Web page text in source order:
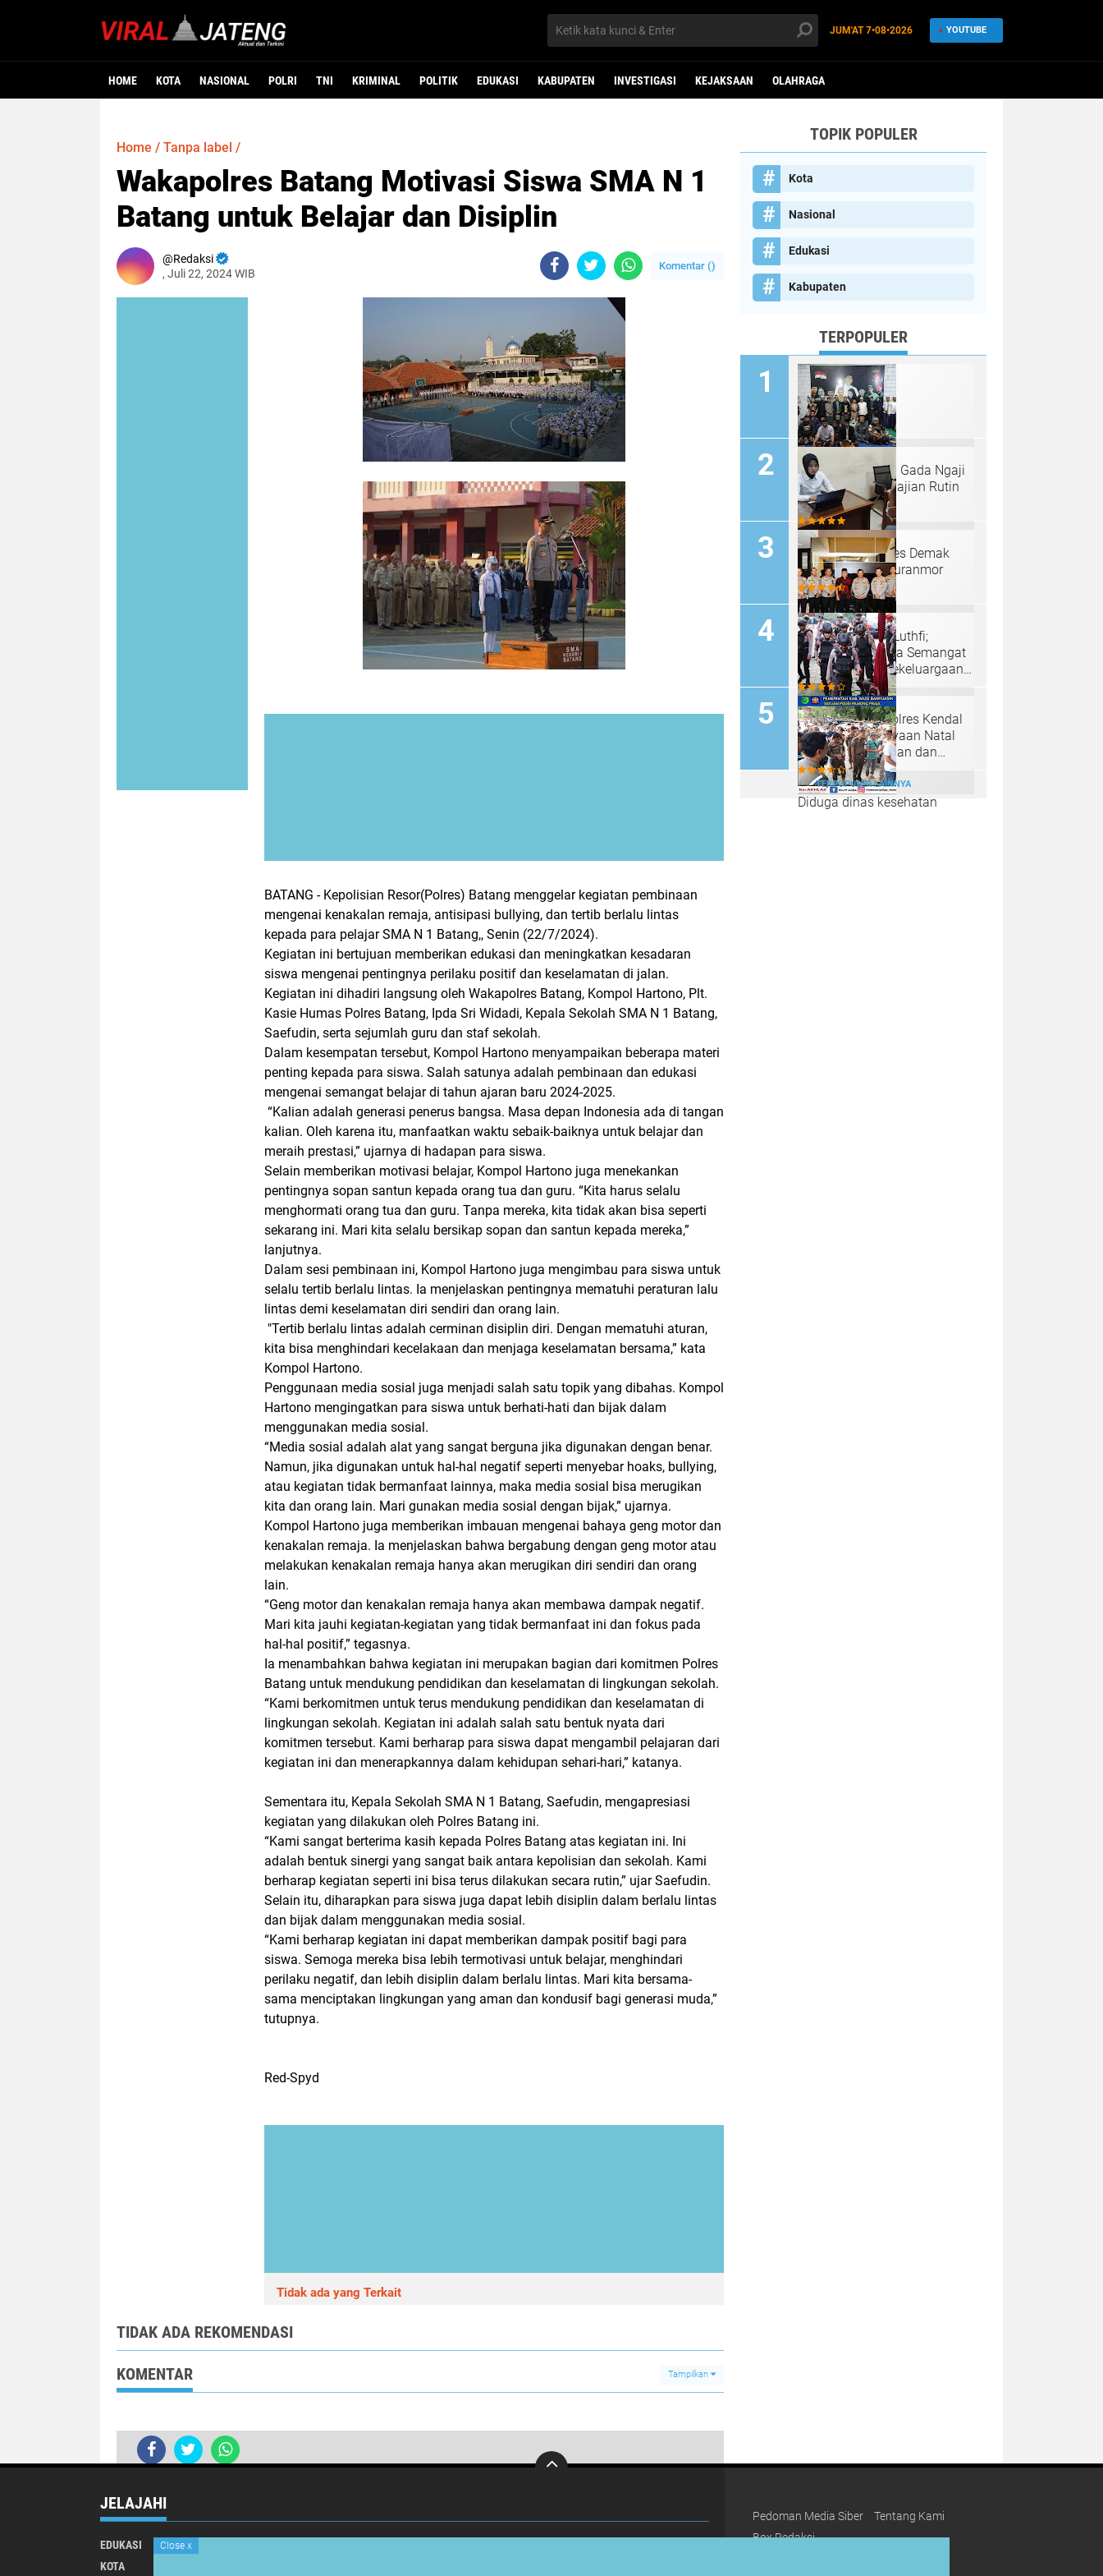
JUM'AT7•08•2026 YOUTUBE
HOME KOTA NASIONAL POLRI TNI KRIMINAL POLITIK EDUKASI KABUPATEN INVESTIGASI KEJAKSAAN OLAHRAGA
Home / Tanpa label /
Wakapolres Batang Motivasi Siswa SMA N 1
Batang untuk Belajar dan Disiplin
Redaksi
, Juli 22, 2024 WIB
Komentar ()
BATANG - Kepolisian Resor(Polres) Batang menggelar kegiatan pembinaan
mengenai kenakalan remaja, antisipasi bullying, dan tertib berlalu lintas
kepada para pelajar SMA N 1 Batang,, Senin (22/7/2024).
Kegiatan ini bertujuan memberikan edukasi dan meningkatkan kesadaran
siswa mengenai pentingnya perilaku positif dan keselamatan di jalan.
Kegiatan ini dihadiri langsung oleh Wakapolres Batang, Kompol Hartono, Plt.
Kasie Humas Polres Batang, Ipda Sri Widadi, Kepala Sekolah SMA N 1 Batang,
Saefudin, serta sejumlah guru dan staf sekolah.
Dalam kesempatan tersebut, Kompol Hartono menyampaikan beberapa materi
penting kepada para siswa. Salah satunya adalah pembinaan dan edukasi
mengenai semangat belajar di tahun ajaran baru 2024-2025.
“Kalian adalah generasi penerus bangsa. Masa depan Indonesia ada di tangan
kalian. Oleh karena itu, manfaatkan waktu sebaik-baiknya untuk belajar dan
meraih prestasi,” ujarnya di hadapan para siswa.
Selain memberikan motivasi belajar, Kompol Hartono juga menekankan
pentingnya sopan santun kepada orang tua dan guru. “Kita harus selalu
menghormati orang tua dan guru. Tanpa mereka, kita tidak akan bisa seperti
sekarang ini. Mari kita selalu bersikap sopan dan santun kepada mereka,”
lanjutnya.
Dalam sesi pembinaan ini, Kompol Hartono juga mengimbau para siswa untuk
selalu tertib berlalu lintas. Ia menjelaskan pentingnya mematuhi peraturan lalu
lintas demi keselamatan diri sendiri dan orang lain.
"Tertib berlalu lintas adalah cerminan disiplin diri. Dengan mematuhi aturan,
kita bisa menghindari kecelakaan dan menjaga keselamatan bersama,” kata
Kompol Hartono.
Penggunaan media sosial juga menjadi salah satu topik yang dibahas. Kompol
Hartono mengingatkan para siswa untuk berhati-hati dan bijak dalam
menggunakan media sosial.
“Media sosial adalah alat yang sangat berguna jika digunakan dengan benar.
Namun, jika digunakan untuk hal-hal negatif seperti menyebar hoaks, bullying,
atau kegiatan tidak bermanfaat lainnya, maka media sosial bisa merugikan
kita dan orang lain. Mari gunakan media sosial dengan bijak,” ujarnya.
Kompol Hartono juga memberikan imbauan mengenai bahaya geng motor dan
kenakalan remaja. Ia menjelaskan bahwa bergabung dengan geng motor atau
melakukan kenakalan remaja hanya akan merugikan diri sendiri dan orang
lain.
“Geng motor dan kenakalan remaja hanya akan membawa dampak negatif.
Mari kita jauhi kegiatan-kegiatan yang tidak bermanfaat ini dan fokus pada
hal-hal positif,” tegasnya.
Ia menambahkan bahwa kegiatan ini merupakan bagian dari komitmen Polres
Batang untuk mendukung pendidikan dan keselamatan di lingkungan sekolah.
“Kami berkomitmen untuk terus mendukung pendidikan dan keselamatan di
lingkungan sekolah. Kegiatan ini adalah salah satu bentuk nyata dari
komitmen tersebut. Kami berharap para siswa dapat mengambil pelajaran dari
kegiatan ini dan menerapkannya dalam kehidupan sehari-hari,” katanya.
Sementara itu, Kepala Sekolah SMA N 1 Batang, Saefudin, mengapresiasi
kegiatan yang dilakukan oleh Polres Batang ini.
“Kami sangat berterima kasih kepada Polres Batang atas kegiatan ini. Ini
adalah bentuk sinergi yang sangat baik antara kepolisian dan sekolah. Kami
berharap kegiatan seperti ini bisa terus dilakukan secara rutin,” ujar Saefudin.
Selain itu, diharapkan para siswa juga dapat lebih disiplin dalam berlalu lintas
dan bijak dalam menggunakan media sosial.
“Kami berharap kegiatan ini dapat memberikan dampak positif bagi para
siswa. Semoga mereka bisa lebih termotivasi untuk belajar, menghindari
perilaku negatif, dan lebih disiplin dalam berlalu lintas. Mari kita bersama-
sama menciptakan lingkungan yang aman dan kondusif bagi generasi muda,”
tutupnya.
Red-Spyd
Tidak ada yang Terkait
TIDAK ADA REKOMENDASI
KOMENTAR Tampilkan
0
TOPIK POPULER
Kota
Nasional
Edukasi
Kabupaten
TERPOPULER
Padepokan "Palu Gada Ngaji
Roso" Gelar Pengajian Rutin
Selapanan
Sat Reskrim Polres Demak
Ungkap Kasus Curanmor
Irjen Pol Ahmad Luthfi;
Anjangsana Bawa Semangat
Kebersamaan, Kekeluargaan
Serta Pengabdian Tinggi
Tim Sterilisasi Polres Kendal
Siap Kawal Perayaan Natal
2024 dengan Aman dan
Kondusif
Diduga dinas kesehatan
TERPOPULER LAINNYA
JELAJAHI
EDUKASI
KOTA
Pedoman Media Siber
Tentang Kami
Box Redaksi
Close x